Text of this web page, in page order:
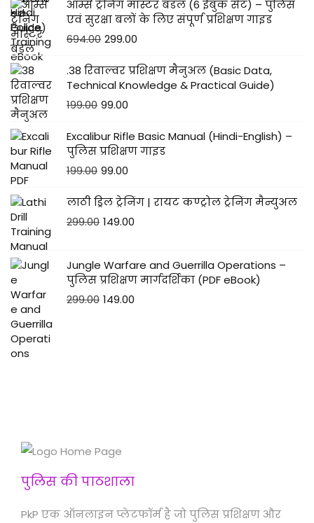
आर्म्स ट्रेनिंग मास्टर बंडल (6 ईबुक सेट) – पुलिस
एवं सुरक्षा बलों के लिए संपूर्ण प्रशिक्षण गाइड
694.00 299.00
.38 रिवाल्वर प्रशिक्षण मैनुअल (Basic Data,
Technical Knowledge & Practical Guide)
199.00 99.00
Excalibur Rifle Basic Manual (Hindi-English) –
पुलिस प्रशिक्षण गाइड
199.00 99.00
लाठी ड्रिल ट्रेनिंग | रायट कण्ट्रोल ट्रेनिंग मैन्युअल
299.00 149.00
Jungle Warfare and Guerrilla Operations –
पुलिस प्रशिक्षण मार्गदर्शिका (PDF eBook)
299.00 149.00
पुलिस की पाठशाला
PkP एक ऑनलाइन प्लेटफॉर्म है जो पुलिस प्रशिक्षण और